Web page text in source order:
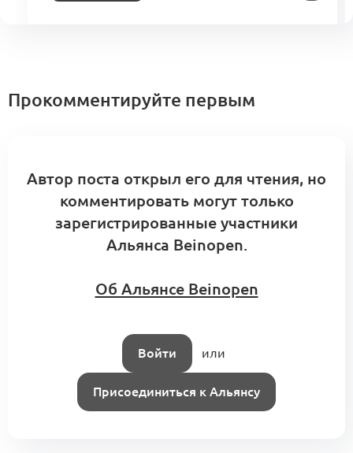
экспертам: стандартизируйте
сообщество, стандартизируйтесь
Подтверждение компетенции
эксперта на реальном кейсе
Прокомментируйте первым
Автор поста открыл его для чтения, но
комментировать могут только
зарегистрированные участники
Альянса Beinopen.
Об Альянсе Beinopen
Войти или
Присоединиться к Альянсу